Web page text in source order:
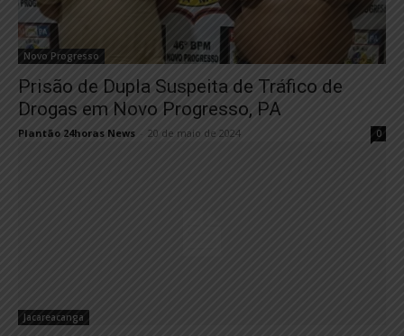
Novo Progresso
Prisão de Dupla Suspeita de Tráfico de
Drogas em Novo Progresso, PA
Plantão 24horas News 20 de maio de 2024 0
Jacareacanga